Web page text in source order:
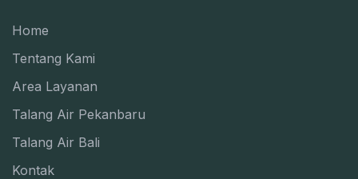
Home
Tentang Kami
Area Layanan
Talang Air Pekanbaru
Talang Air Bali
Kontak